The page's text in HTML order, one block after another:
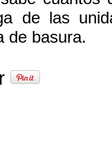
de las
de basura.